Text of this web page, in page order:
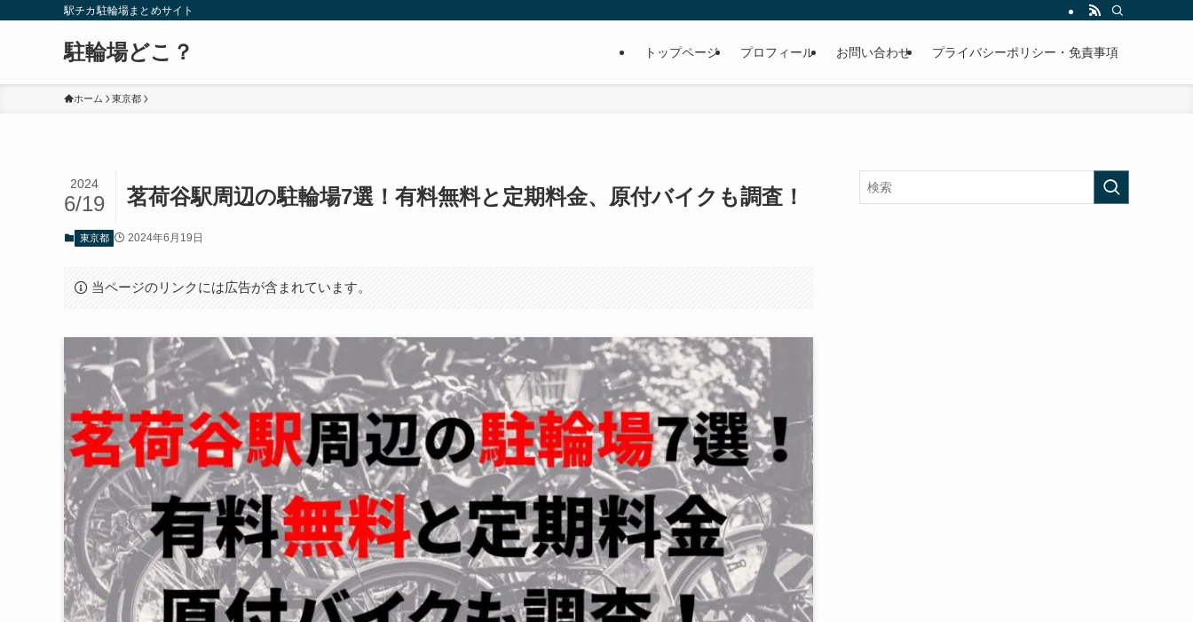
駅チカ駐輪場まとめサイト
駐輪場どこ？ トップページ プロフィール お問い合わせ プライバシーポリシー・免責事項
ホーム 東京都
茗荷谷駅周辺の駐輪場7選！有料無料と定期料金、原付バイクも調査！
2024
6/19
東京都 2024年6月19日
当ページのリンクには広告が含まれています。